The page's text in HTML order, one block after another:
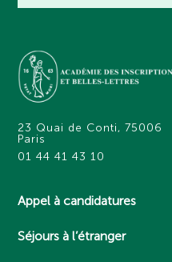
23 Quai de Conti, 75006
Paris
01 44 41 43 10
Appel à candidatures
Séjours à l’étranger